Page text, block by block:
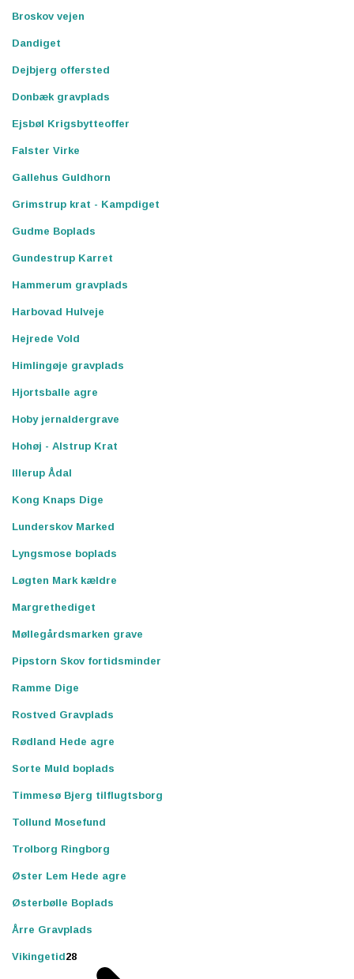
Broskov vejen
Dandiget
Dejbjerg offersted
Donbæk gravplads
Ejsbøl Krigsbytteoffer
Falster Virke
Gallehus Guldhorn
Grimstrup krat - Kampdiget
Gudme Boplads
Gundestrup Karret
Hammerum gravplads
Harbovad Hulveje
Hejrede Vold
Himlingøje gravplads
Hjortsballe agre
Hoby jernaldergrave
Hohøj - Alstrup Krat
Illerup Ådal
Kong Knaps Dige
Lunderskov Marked
Lyngsmose boplads
Løgten Mark kældre
Margrethediget
Møllegårdsmarken grave
Pipstorn Skov fortidsminder
Ramme Dige
Rostved Gravplads
Rødland Hede agre
Sorte Muld boplads
Timmesø Bjerg tilflugtsborg
Tollund Mosefund
Trolborg Ringborg
Øster Lem Hede agre
Østerbølle Boplads
Årre Gravplads
Vikingetid28